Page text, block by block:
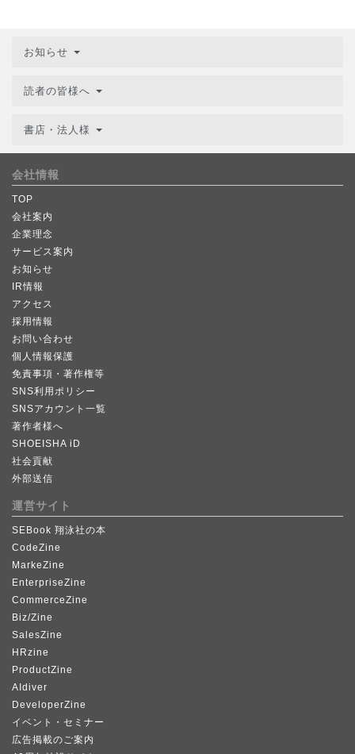
お知らせ
読者の皆様へ
書店・法人様
会社情報
TOP
会社案内
企業理念
サービス案内
お知らせ
IR情報
アクセス
採用情報
お問い合わせ
個人情報保護
免責事項・著作権等
SNS利用ポリシー
SNSアカウント一覧
著作者様へ
SHOEISHA iD
社会貢献
外部送信
運営サイト
SEBook 翔泳社の本
CodeZine
MarkeZine
EnterpriseZine
CommerceZine
Biz/Zine
SalesZine
HRzine
ProductZine
AIdiver
DeveloperZine
イベント・セミナー
広告掲載のご案内